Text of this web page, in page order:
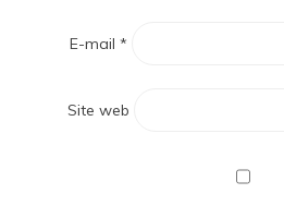
E-mail *
Site web